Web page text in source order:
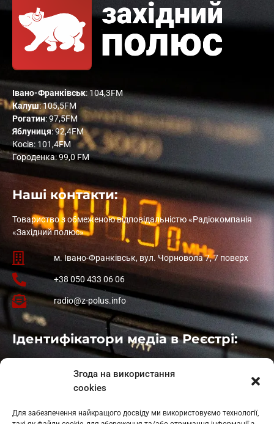
Згода на використання
cookies
Для забезпечення найкращого досвіду ми використовуємо технології,
Івано-Франківськ: 104,3FM
Калуш: 105,5FM
Рогатин: 97,5FM
Яблуниця: 92,4FM
Косів: 101,4FM
Городенка: 99,0 FM
Наші контакти:
Товариство з обмеженою відповідальністю «Радіокомпанія
«Західний полюс»
м. Івано-Франківськ, вул. Чорновола 7, 7 поверх
+38 050 433 06 06
radio@z-polus.info
Ідентифікатори медіа в Реєстрі:
: L11-01410
: L11-01801
Косів: L11-01805